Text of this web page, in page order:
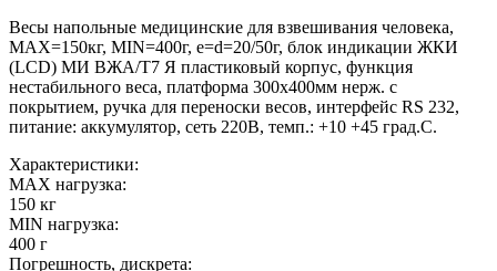
Весы напольные медицинские для взвешивания человека,
MAX=150кг, MIN=400г, e=d=20/50г, блок индикации ЖКИ
(LCD) МИ ВЖА/Т7 Я пластиковый корпус, функция
нестабильного веса, платформа 300х400мм нерж. с
покрытием, ручка для переноски весов, интерфейс RS 232,
питание: аккумулятор, сеть 220В, темп.: +10 +45 град.С.
Характеристики:
MAX нагрузка:
150 кг
MIN нагрузка:
400 г
Погрешность, дискрета: